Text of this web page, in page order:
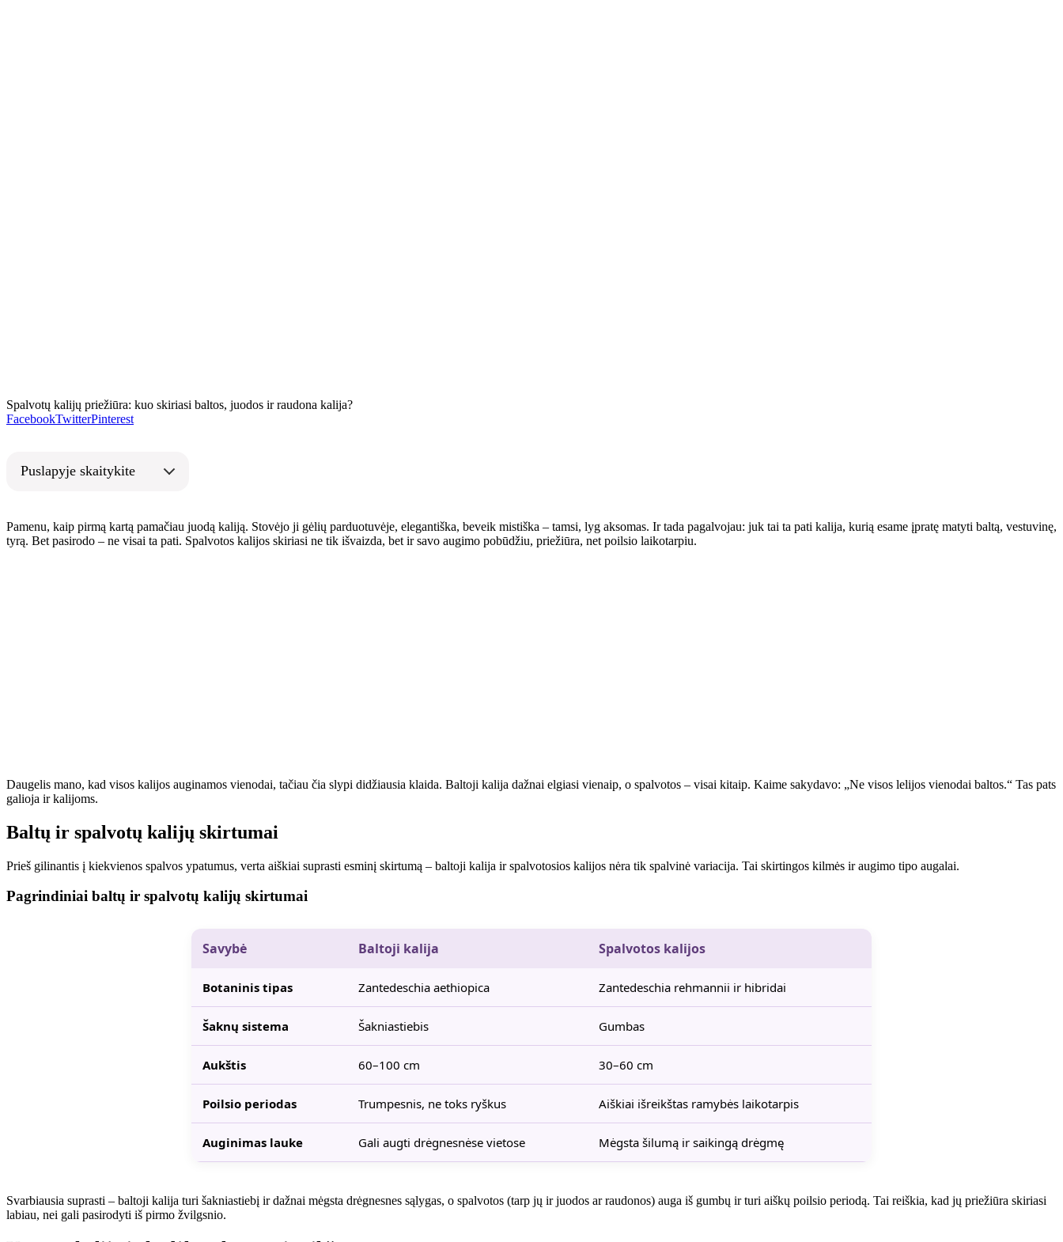
Spalvotų kalijų priežiūra: kuo skiriasi baltos, juodos ir raudona kalija?
FacebookTwitterPinterest
Puslapyje skaitykite
Pamenu, kaip pirmą kartą pamačiau juodą kaliją. Stovėjo ji gėlių parduotuvėje, elegantiška, beveik mistiška – tamsi, lyg aksomas. Ir tada pagalvojau: juk tai ta pati kalija, kurią esame įpratę matyti baltą, vestuvinę,
tyrą. Bet pasirodo – ne visai ta pati. Spalvotos kalijos skiriasi ne tik išvaizda, bet ir savo augimo pobūdžiu, priežiūra, net poilsio laikotarpiu.
Daugelis mano, kad visos kalijos auginamos vienodai, tačiau čia slypi didžiausia klaida. Baltoji kalija dažnai elgiasi vienaip, o spalvotos – visai kitaip. Kaime sakydavo: „Ne visos lelijos vienodai baltos.“ Tas pats
galioja ir kalijoms.
Baltų ir spalvotų kalijų skirtumai
Prieš gilinantis į kiekvienos spalvos ypatumus, verta aiškiai suprasti esminį skirtumą – baltoji kalija ir spalvotosios kalijos nėra tik spalvinė variacija. Tai skirtingos kilmės ir augimo tipo augalai.
Pagrindiniai baltų ir spalvotų kalijų skirtumai
Savybė Baltoji kalija Spalvotos kalijos
Botaninis tipas Zantedeschia aethiopica Zantedeschia rehmannii ir hibridai
Šaknų sistema Šakniastiebis Gumbas
Aukštis 60–100 cm 30–60 cm
Poilsio periodas Trumpesnis, ne toks ryškus Aiškiai išreikštas ramybės laikotarpis
Auginimas lauke Gali augti drėgnesnėse vietose Mėgsta šilumą ir saikingą drėgmę
Svarbiausia suprasti – baltoji kalija turi šakniastiebį ir dažnai mėgsta drėgnesnes sąlygas, o spalvotos (tarp jų ir juodos ar raudonos) auga iš gumbų ir turi aiškų poilsio periodą. Tai reiškia, kad jų priežiūra skiriasi
labiau, nei gali pasirodyti iš pirmo žvilgsnio.